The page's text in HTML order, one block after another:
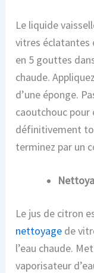
Le liquide
vitres éclatantes
en 5 gouttes
chaude.
d’une éponge.
caoutchouc
définitivement
terminez par un
Le jus de citron
nettoyage de
l’eau chaude.
vaporisateur